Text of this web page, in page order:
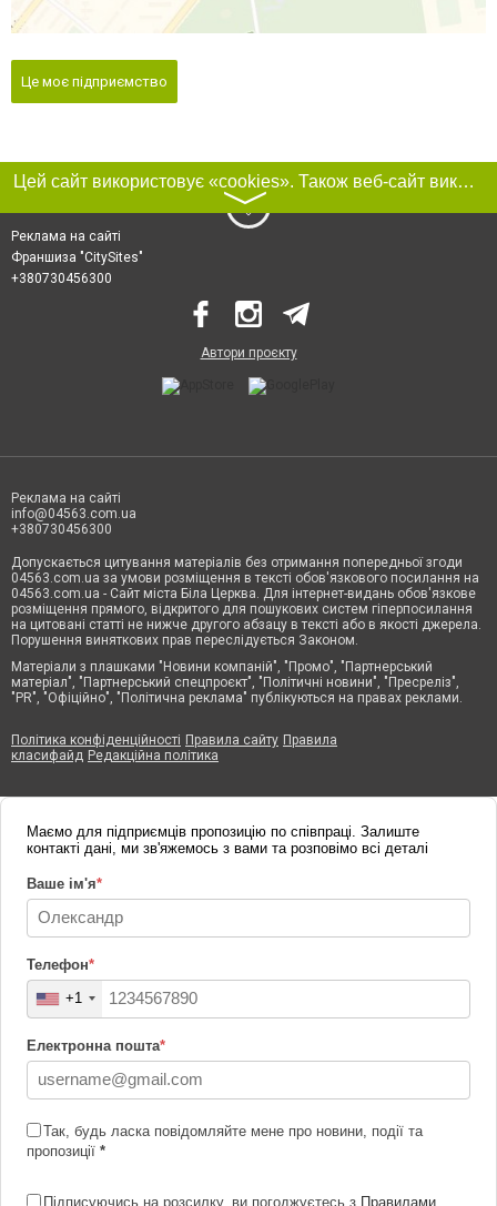
Це моє підприємство
Цей сайт використовує «cookies». Також веб-сайт використовує інтернет-сервіс для збору технічних даних стосовно відвідувачів з метою отримання маркетингової та статистичної інформації. Умови обробки даних відвідувачів сайту див.
〉
Реклама на сайті
Франшиза "CitySites"
+380730456300
Автори проєкту
Реклама на сайті
info@04563.com.ua
+380730456300
Допускається цитування матеріалів без отримання попередньої згоди
04563.com.ua за умови розміщення в тексті обов'язкового посилання на
04563.com.ua - Сайт міста Біла Церква. Для інтернет-видань обов'язкове
розміщення прямого, відкритого для пошукових систем гіперпосилання
на цитовані статті не нижче другого абзацу в тексті або в якості джерела.
Порушення виняткових прав переслідується Законом.
Матеріали з плашками "Новини компаній", "Промо", "Партнерський
матеріал", "Партнерський спецпроєкт", "Політичні новини", "Пресреліз",
"PR", "Офіційно", "Політична реклама" публікуються на правах реклами.
Політика конфіденційності Правила сайту Правила
класифайд Редакційна політика
Маємо для підприємців пропозицію по співпраці. Залиште
контакті дані, ми зв'яжемось з вами та розповімо всі деталі
Ваше ім'я*
Телефон*
+1
Електронна пошта*
Так, будь ласка повідомляйте мене про новини, події та
пропозиції *
Підписуючись на розсилку, ви погоджуєтесь з Правилами